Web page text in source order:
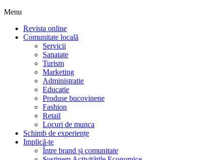
Menu
Revista online
Comunitate locală
Servicii
Sanatate
Turism
Marketing
Administratie
Educatie
Produse bucovinene
Fashion
Retail
Locuri de munca
Schimb de experiențe
Implică-te
Între brand și comunitate